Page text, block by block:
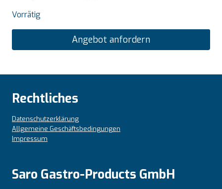
Vorrätig
Angebot anfordern
Rechtliches
Datenschutzerklärung
Allgemeine Geschäftsbedingungen
Impressum
Saro Gastro-Products GmbH